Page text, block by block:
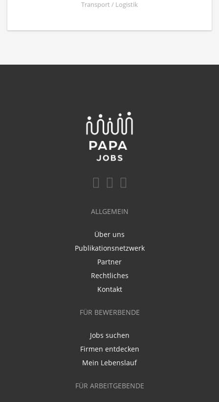
Transport / Logistik
ALLGEMEIN
Über uns
Publikationsnetzwerk
Partner
Rechtliches
Kontakt
FÜR BEWERBENDE
Jobs suchen
Firmen entdecken
Mein Lebenslauf
FÜR ARBEITGEBENDE